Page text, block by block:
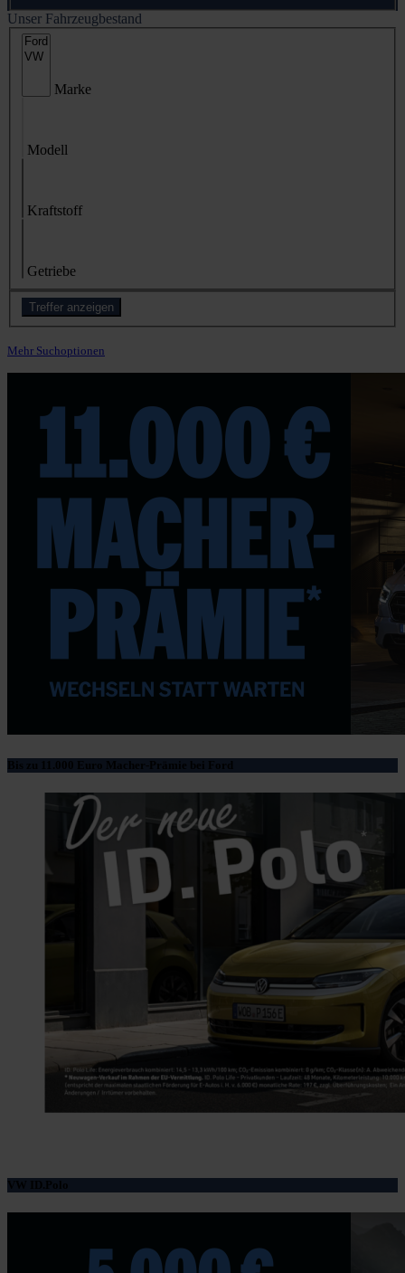
Unser Fahrzeugbestand
Marke
Modell
Kraftstoff
Getriebe
Treffer anzeigen
Mehr Suchoptionen
Bis zu 11.000 Euro Macher-Prämie bei Ford
VW ID.Polo